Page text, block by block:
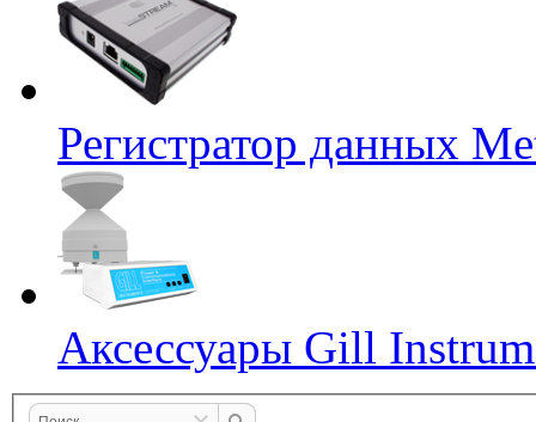
Регистратор данных
Аксессуары Gill